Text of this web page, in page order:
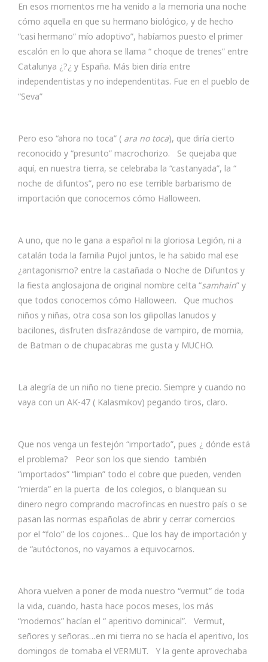
En esos momentos me ha venido a la memoria una noche
cómo aquella en que su hermano biológico, y de hecho
“casi hermano” mío adoptivo”, habíamos puesto el primer
escalón en lo que ahora se llama “ choque de trenes” entre
Catalunya ¿?¿ y España. Más bien diría entre
independentistas y no independentitas. Fue en el pueblo de
“Seva”
Pero eso “ahora no toca” ( ara no toca), que diría cierto
reconocido y “presunto” macrochorizo. Se quejaba que
aquí, en nuestra tierra, se celebraba la “castanyada”, la “
noche de difuntos”, pero no ese terrible barbarismo de
importación que conocemos cómo Halloween.
A uno, que no le gana a español ni la gloriosa Legión, ni a
catalán toda la familia Pujol juntos, le ha sabido mal ese
¿antagonismo? entre la castañada o Noche de Difuntos y
la fiesta anglosajona de original nombre celta “samhain” y
que todos conocemos cómo Halloween. Que muchos
niños y niñas, otra cosa son los gilipollas lanudos y
bacilones, disfruten disfrazándose de vampiro, de momia,
de Batman o de chupacabras me gusta y MUCHO.
La alegría de un niño no tiene precio. Siempre y cuando no
vaya con un AK-47 ( Kalasmikov) pegando tiros, claro.
Que nos venga un festejón “importado”, pues ¿ dónde está
el problema? Peor son los que siendo también
“importados” “limpian” todo el cobre que pueden, venden
“mierda” en la puerta de los colegios, o blanquean su
dinero negro comprando macrofincas en nuestro país o se
pasan las normas españolas de abrir y cerrar comercios
por el “folo” de los cojones… Que los hay de importación y
de “autóctonos, no vayamos a equivocarnos.
Ahora vuelven a poner de moda nuestro “vermut” de toda
la vida, cuando, hasta hace pocos meses, los más
“modernos” hacían el “ aperitivo dominical”. Vermut,
señores y señoras…en mi tierra no se hacía el aperitivo, los
domingos de tomaba el VERMUT. Y la gente aprovechaba